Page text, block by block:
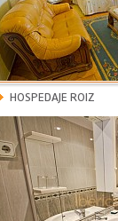
HOSPEDAJE ROIZ